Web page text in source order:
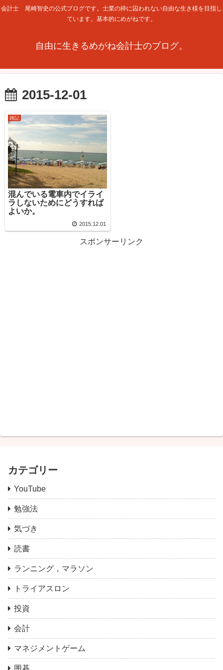
会計士 尾崎智史の公式ブログです。士業の枠に囚われない自由な生き様を目指し
ています。基本的にめがねです。
自由に生きるめがね会計士のブログ。
2015-12-01
雑記
混んでいる電車内でイライ
ラしないためにどうすれば
よいか。
2015.12.01
スポンサーリンク
カテゴリー
YouTube
勉強法
気づき
読書
ランニング，マラソン
トライアスロン
投資
会計
マネジメントゲーム
囲碁